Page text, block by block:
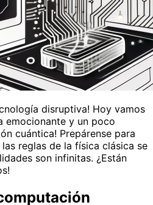
disruptiva! Hoy vamos
emocionante y un poco
cuántica! Prepárense para
reglas de la física clásica se
son infinitas. ¿Están